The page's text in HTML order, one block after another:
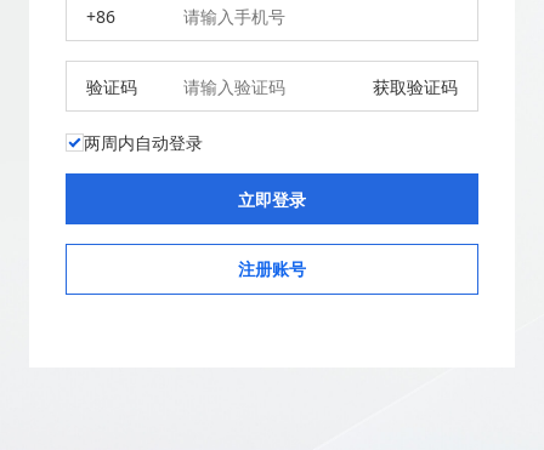
+86
验证码 获取验证码
两周内自动登录
注册账号